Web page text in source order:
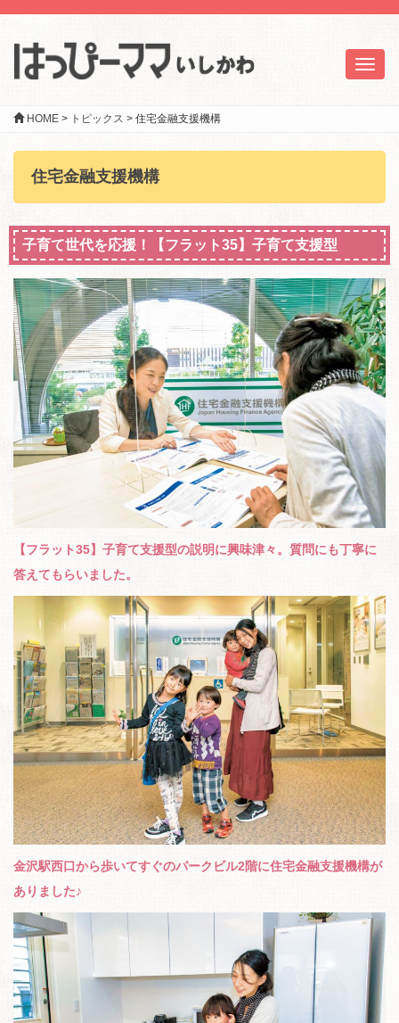
HOME > トピックス > 住宅金融支援機構
住宅金融支援機構
子育て世代を応援！【フラット35】子育て支援型
【フラット35】子育て支援型の説明に興味津々。質問にも丁寧に
答えてもらいました。
金沢駅西口から歩いてすぐのパークビル2階に住宅金融支援機構が
ありました♪